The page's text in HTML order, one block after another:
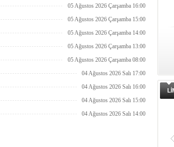
05 Ağustos 2026 Çarşamba 16:00
05 Ağustos 2026 Çarşamba 15:00
05 Ağustos 2026 Çarşamba 14:00
05 Ağustos 2026 Çarşamba 13:00
05 Ağustos 2026 Çarşamba 08:00
04 Ağustos 2026 Salı 17:00
04 Ağustos 2026 Salı 16:00
04 Ağustos 2026 Salı 15:00
04 Ağustos 2026 Salı 14:00